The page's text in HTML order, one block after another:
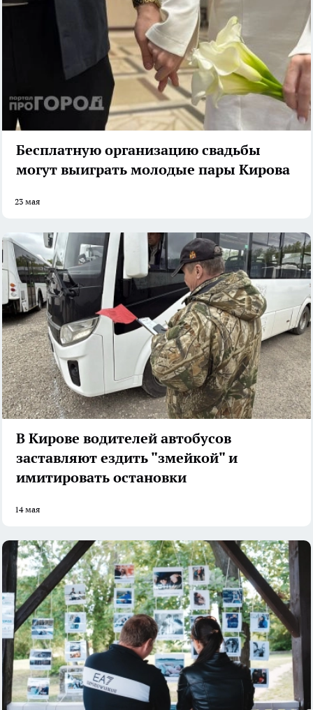
Бесплатную организацию свадьбы
могут выиграть молодые пары Кирова
23 мая
В Кирове водителей автобусов
заставляют ездить "змейкой" и
имитировать остановки
14 мая